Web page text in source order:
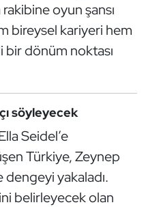
oyun şansı
bireysel kariyeri hem
bir dönüm noktası
söyleyecek
Seidel’e
Türkiye, Zeynep
yakaladı.
belirleyecek olan